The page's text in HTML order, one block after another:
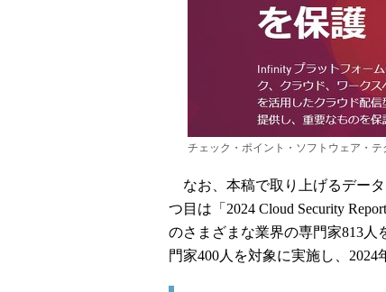
チェック・ポイント・ソフトウェア・テ
なお、本稿で取り上げるデー
つ目は「2024 Cloud Security
のさまざまな業界の専門家813
門家400人を対象に実施し、2024